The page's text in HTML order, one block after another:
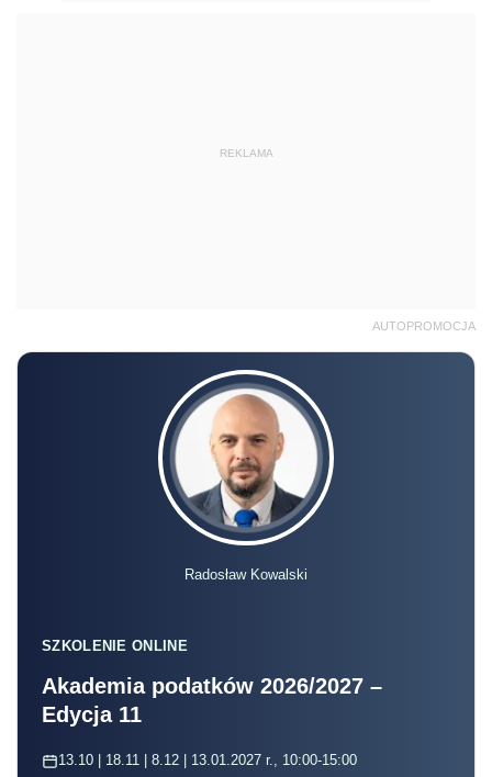
REKLAMA
AUTOPROMOCJA
Radosław Kowalski
SZKOLENIE ONLINE
Akademia podatków 2026/2027 –
Edycja 11
13.10 | 18.11 | 8.12 | 13.01.2027 r., 10:00-15:00